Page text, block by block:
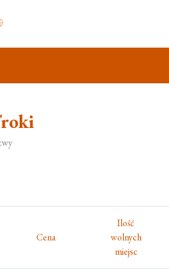
Cena
Ilość
wolnych
miejsc